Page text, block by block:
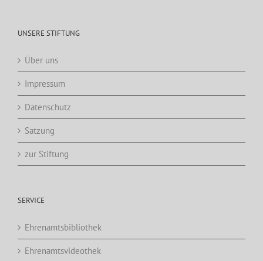
UNSERE STIFTUNG
Über uns
Impressum
Datenschutz
Satzung
zur Stiftung
SERVICE
Ehrenamtsbibliothek
Ehrenamtsvideothek